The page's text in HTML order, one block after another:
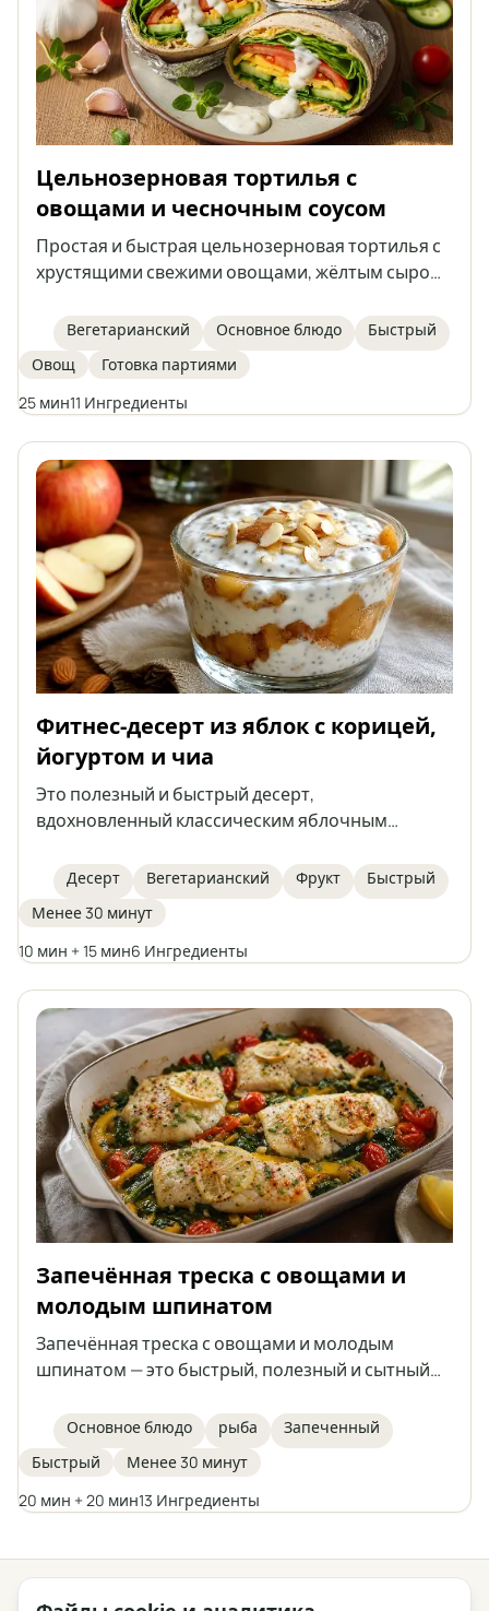
Цельнозерновая тортилья с
овощами и чесночным соусом
Простая и быстрая цельнозерновая тортилья с
хрустящими свежими овощами, жёлтым сыром
основе натурального йогурта и майонеза.
Идеально подходит для сытного перекуса, обеда
или лёгкого ужина. Блюдо легко готовится и
обладает насыщенным вкусом.
Вегетарианский Основное блюдо
Быстрый
Овощ
Готовка партиями
25 мин11 Ингредиенты
Фитнес-десерт из яблок с корицей,
йогуртом и чиа
Это полезный и быстрый десерт,
вдохновленный классическим яблочным
Состоит из тушёных яблок с корицей, нежного
йогуртового крема с семенами чиа и
хрустящего миндаля сверху. Идеально подходит
для тех, кто следит за питанием и любит
Десерт Вегетарианский Фрукт
Быстрый
Менее 30 минут
10 мин + 15 мин6 Ингредиенты
Запечённая треска с овощами и
молодым шпинатом
Запечённая треска с овощами и молодым
шпинатом — это быстрый, полезный и сытный
филе трески запекаются на овощах с
добавлением ароматных специй, оливкового
масла и топлёного масла. Отличная идея для
основного блюда для всей семьи.
Основное блюдо рыба
Запеченный
Быстрый
Менее 30 минут
20 мин + 20 мин13 Ингредиенты
← Все категории